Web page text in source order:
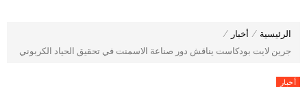
الرئيسية ⁄ أخبار ⁄
جرين لايت بودكاست يناقش دور صناعة الاسمنت في تحقيق الحياد الكربوني
أخبار